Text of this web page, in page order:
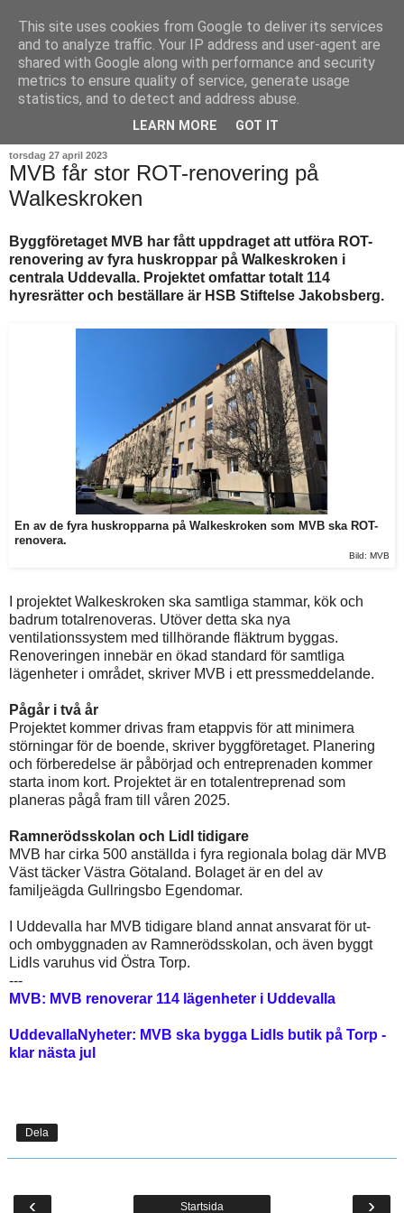
torsdag 27 april 2023
MVB får stor ROT-renovering på
Walkeskroken
Byggföretaget MVB har fått uppdraget att utföra ROT-
renovering av fyra huskroppar på Walkeskroken i
centrala Uddevalla. Projektet omfattar totalt 114
hyresrätter och beställare är HSB Stiftelse Jakobsberg.
En av de fyra huskropparna på Walkeskroken som MVB ska ROT-
renovera.
Bild: MVB
I projektet Walkeskroken ska samtliga stammar, kök och
badrum totalrenoveras. Utöver detta ska nya
ventilationssystem med tillhörande fläktrum byggas.
Renoveringen innebär en ökad standard för samtliga
lägenheter i området, skriver MVB i ett pressmeddelande.
Pågår i två år
Projektet kommer drivas fram etappvis för att minimera
störningar för de boende, skriver byggföretaget. Planering
och förberedelse är påbörjad och entreprenaden kommer
starta inom kort. Projektet är en totalentreprenad som
planeras pågå fram till våren 2025.
Ramnerödsskolan och Lidl tidigare
MVB har cirka 500 anställda i fyra regionala bolag där MVB
Väst täcker Västra Götaland. Bolaget är en del av
familjeägda Gullringsbo Egendomar.
I Uddevalla har MVB tidigare bland annat ansvarat för ut-
och ombyggnaden av Ramnerödsskolan, och även byggt
Lidls varuhus vid Östra Torp.
---
MVB: MVB renoverar 114 lägenheter i Uddevalla
UddevallaNyheter: MVB ska bygga Lidls butik på Torp -
klar nästa jul
Dela
‹ ›
Startsida
This site uses cookies from Google to deliver its services
and to analyze traffic. Your IP address and user-agent are
shared with Google along with performance and security
metrics to ensure quality of service, generate usage
statistics, and to detect and address abuse.
LEARN MORE GOT IT